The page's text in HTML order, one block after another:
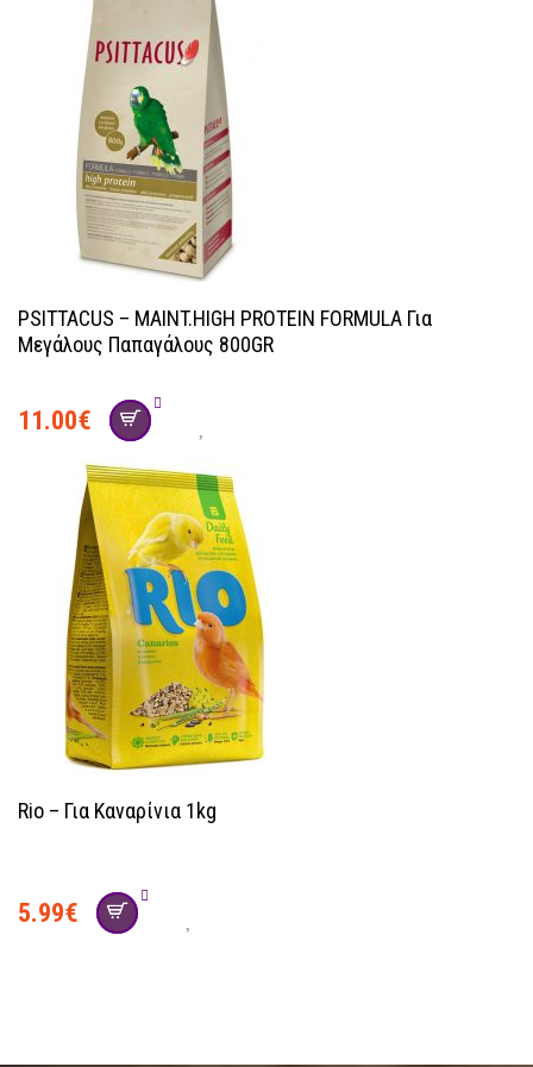
PSITTACUS – MAINT.HIGH PROTEIN FORMULA Για
Μεγάλους Παπαγάλους 800GR
11.00€
Rio – Για Καναρίνια 1kg
5.99€